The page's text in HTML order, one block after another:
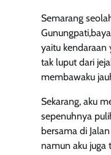
Semarang
yaitu kendaraan
tak luput dari
membawaku
Sekarang, aku
sepenuhnya
bersama di
namun aku juga